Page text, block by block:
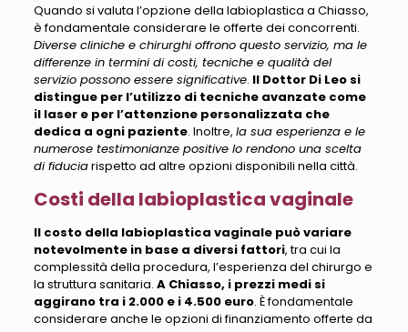
Quando si valuta l’opzione della labioplastica a Chiasso,
è fondamentale considerare le offerte dei concorrenti.
Diverse cliniche e chirurghi offrono questo servizio, ma le
differenze in termini di costi, tecniche e qualità del
servizio possono essere significative. Il Dottor Di Leo si
distingue per l’utilizzo di tecniche avanzate come
il laser e per l’attenzione personalizzata che
dedica a ogni paziente. Inoltre, la sua esperienza e le
numerose testimonianze positive lo rendono una scelta
di fiduciarispetto ad altre opzioni disponibili nella città.
Costi della labioplastica vaginale
Il costo della labioplastica vaginale può variare
notevolmente in base a diversi fattori, tra cui la
complessità della procedura, l’esperienza del chirurgo e
la struttura sanitaria. A Chiasso, i prezzi medi si
aggirano tra i 2.000 e i 4.500 euro. È fondamentale
considerare anche le opzioni di finanziamento offerte da